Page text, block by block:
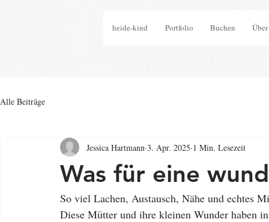
heide-kind Portfolio Buchen
Alle Beiträge
Was für eine
Jessica Hartmann 3. Apr. 2025 1 Min. Lesezeit
So viel Lachen, Austausch, Nähe und echtes
Diese Mütter und ihre kleinen Wunder haben